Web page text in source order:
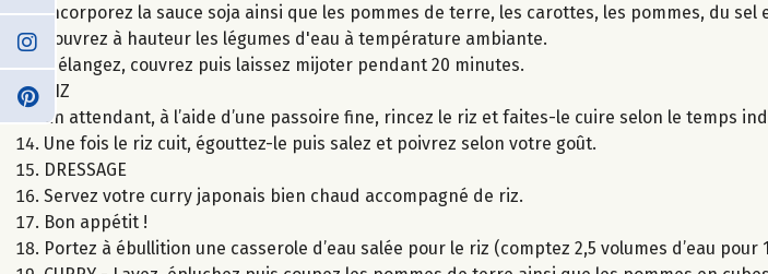
Incorporez la sauce soja ainsi que les pommes de terre, les carottes, les pommes, du sel
Couvrez à hauteur les légumes d'eau à température ambiante.
Mélangez, couvrez puis laissez mijoter pendant 20 minutes.
RIZ
En attendant, à l’aide d’une passoire fine, rincez le riz et faites-le cuire selon le temps
Une fois le riz cuit, égouttez-le puis salez et poivrez selon votre goût.
DRESSAGE
Servez votre curry japonais bien chaud accompagné de riz.
Bon appétit !
Portez à ébullition une casserole d’eau salée pour le riz (comptez 2,5 volumes d’eau pour